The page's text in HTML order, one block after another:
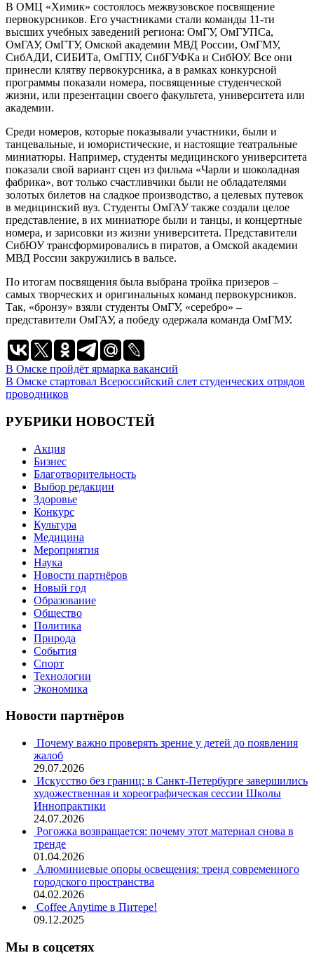
В ОМЦ «Химик» состоялось межвузовское посвящение
первокурсников. Его участниками стали команды 11-ти
высших учебных заведений региона: ОмГУ, ОмГУПСа,
ОмГАУ, ОмГТУ, Омской академии МВД России, ОмГМУ,
СибАДИ, СИБИТа, ОмГПУ, СибГУФКа и СибЮУ. Все они
принесли клятву первокурсника, а в рамках конкурсной
программы показали номера, посвященные студенческой
жизни, или презентации своего факультета, университета или
академии.
Среди номеров, которые показывали участники, были и
танцевальные, и юмористические, и настоящие театральные
миниатюры. Например, студенты медицинского университета
показали свой вариант сцен из фильма «Чарли и шоколадная
фабрика», вот только счастливчики были не обладателями
золотых билетов на сладкое производство, а целевых путевок
в медицинский вуз. Студенты ОмГАУ также создали целое
представление, в их миниатюре были и танцы, и концертные
номера, и зарисовки из жизни университета. Представители
СибЮУ трансформировались в пиратов, а Омской академии
МВД России закружились в вальсе.
По итогам посвящения была выбрана тройка призеров –
самых творческих и оригинальных команд первокурсников.
Так, «бронзу» взяли студенты ОмГУ, «серебро» –
представители ОмГАУ, а победу одержала команда ОмГМУ.
Навигация
по
В Омске пройдёт ярмарка вакансий
В Омске стартовал Всероссийский слет студенческих отрядов
проводников
РУБРИКИ НОВОСТЕЙ
Акция
Бизнес
Благотворительность
Выбор редакции
Здоровье
Конкурс
Культура
Медицина
Мероприятия
Наука
Новости партнёров
Новый год
Образование
Общество
Политика
Природа
События
Спорт
Технологии
Экономика
Новости партнёров
Почему важно проверять зрение у детей до появления
жалоб
29.07.2026
Искусство без границ: в Санкт-Петербурге завершились
художественная и хореографическая сессии Школы
Иннопрактики
24.07.2026
Рогожка возвращается: почему этот материал снова в
тренде
01.04.2026
Алюминиевые опоры освещения: тренд современного
городского пространства
04.02.2026
Coffee Anytime в Питере!
09.12.2025
Мы в соцсетях